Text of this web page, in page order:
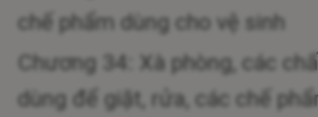
chế phẩm dùng cho vệ sinh
Chương 34: Xà phòng, các
dùng để giặt, rửa, các chế